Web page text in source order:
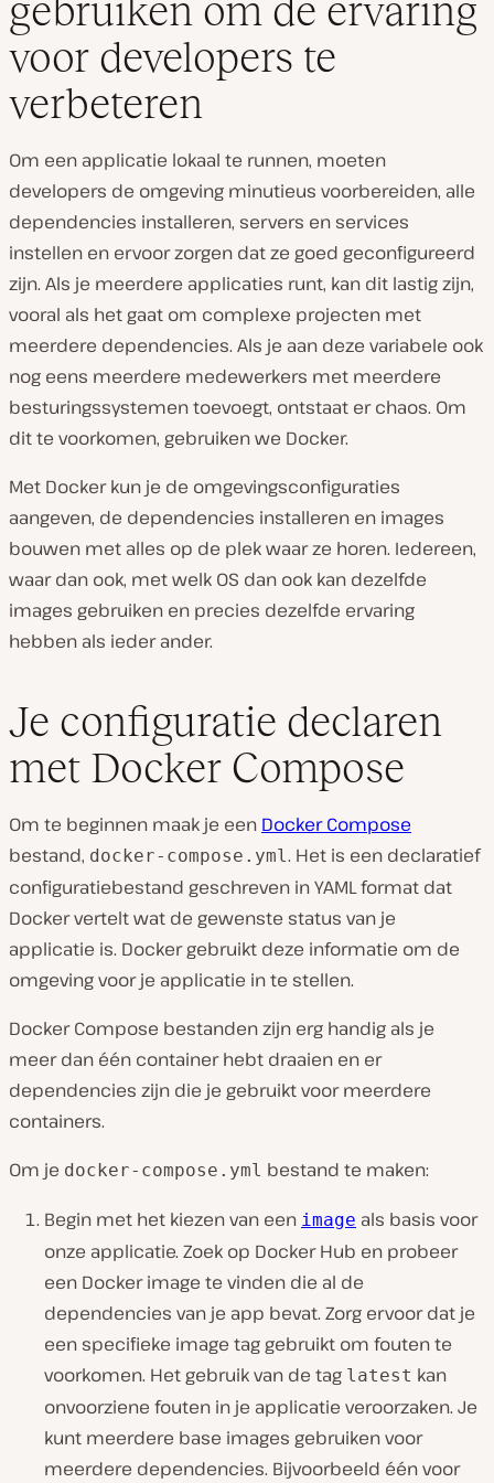
gebruiken om de ervaring
voor developers te
verbeteren
Om een applicatie lokaal te runnen, moeten
developers de omgeving minutieus voorbereiden, alle
dependencies installeren, servers en services
instellen en ervoor zorgen dat ze goed geconfigureerd
zijn. Als je meerdere applicaties runt, kan dit lastig zijn,
vooral als het gaat om complexe projecten met
meerdere dependencies. Als je aan deze variabele ook
nog eens meerdere medewerkers met meerdere
besturingssystemen toevoegt, ontstaat er chaos. Om
dit te voorkomen, gebruiken we Docker.
Met Docker kun je de omgevingsconfiguraties
aangeven, de dependencies installeren en images
bouwen met alles op de plek waar ze horen. Iedereen,
waar dan ook, met welk OS dan ook kan dezelfde
images gebruiken en precies dezelfde ervaring
hebben als ieder ander.
Je configuratie declaren
met Docker Compose
Om te beginnen maak je een Docker Compose
bestand, docker-compose.yml. Het is een declaratief
configuratiebestand geschreven in YAML format dat
Docker vertelt wat de gewenste status van je
applicatie is. Docker gebruikt deze informatie om de
omgeving voor je applicatie in te stellen.
Docker Compose bestanden zijn erg handig als je
meer dan één container hebt draaien en er
dependencies zijn die je gebruikt voor meerdere
containers.
Om je docker-compose.yml bestand te maken:
Begin met het kiezen van een image als basis voor
onze applicatie. Zoek op Docker Hub en probeer
een Docker image te vinden die al de
dependencies van je app bevat. Zorg ervoor dat je
een specifieke image tag gebruikt om fouten te
voorkomen. Het gebruik van de tag latest kan
onvoorziene fouten in je applicatie veroorzaken. Je
kunt meerdere base images gebruiken voor
meerdere dependencies. Bijvoorbeeld één voor